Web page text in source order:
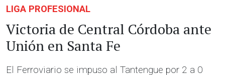
LIGA PROFESIONAL
Victoria de Central Córdoba ante
Unión en Santa Fe
El Ferroviario se impuso al Tantengue por 2 a 0